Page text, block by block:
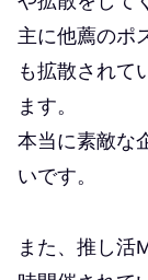
主に他薦のポ
も拡散されて
ます。
本当に素敵な
いです。
また、推し活